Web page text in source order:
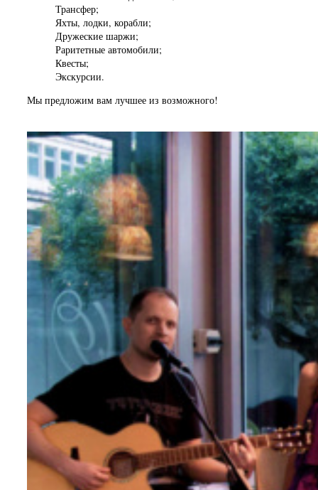
Трансфер;
Яхты, лодки, корабли;
Дружеские шаржи;
Раритетные автомобили;
Квесты;
Экскурсии.
Мы предложим вам лучшее из возможного!